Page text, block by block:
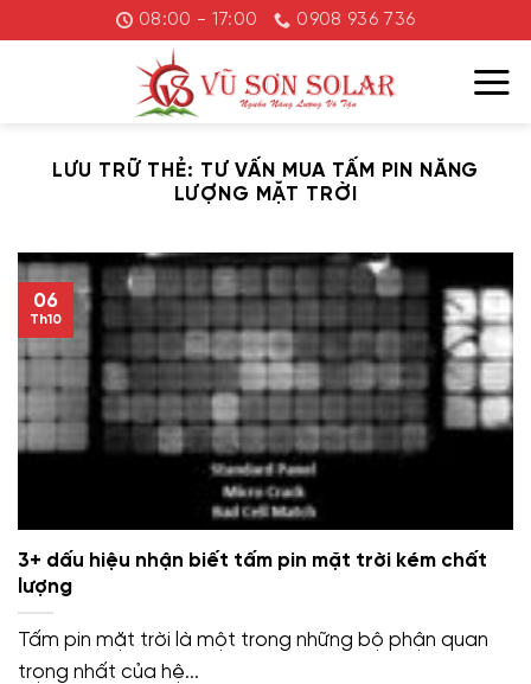
đến
08:00 - 17:00 0908 936 736
LƯU TRỮ THẺ: TƯ VẤN MUA TẤM PIN NĂNG
LƯỢNG MẶT TRỜI
3+ dấu hiệu nhận biết tấm pin mặt trời kém chất
lượng
Tấm pin mặt trời là một trong những bộ phận quan
trọng nhất của hệ...
06
Th10